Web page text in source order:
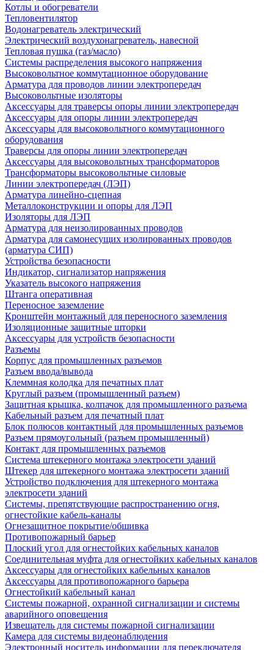
Котлы и обогреватели
Тепловентилятор
Водонагреватель электрический
Электрический воздухонагреватель, навесной
Тепловая пушка (газ/масло)
Системы распределения высокого напряжения
Высоковольтное коммутационное оборудование
Арматура для проводов линии электропередач
Высоковольтные изоляторы
Аксессуары для траверсы опоры линии электропередач
Аксессуары для опоры линии электропередач
Аксессуары для высоковольтного коммутационного
оборудования
Траверсы для опоры линии электропередач
Аксессуары для высоковольтных трансформаторов
Трансформаторы высоковольтные силовые
Линии электропередач (ЛЭП)
Арматура линейно-сцепная
Металлоконструкции и опоры для ЛЭП
Изоляторы для ЛЭП
Арматура для неизолированных проводов
Арматура для самонесущих изолированных проводов
(арматура СИП)
Устройства безопасности
Индикатор, сигнализатор напряжения
Указатель высокого напряжения
Штанга оперативная
Переносное заземление
Кронштейн монтажный для переносного заземления
Изоляционные защитные шторки
Аксессуары для устройств безопасности
Разъемы
Корпус для промышленных разъемов
Разъем ввода/вывода
Клеммная колодка для печатных плат
Круглый разъем (промышленный разъем)
Защитная крышка, колпачок для промышленного разъема
Кабельный разъем для печатный плат
Блок полюсов контактный для промышленных разъемов
Разъем прямоугольный (разъем промышленный)
Контакт для промышленных разъемов
Система штекерного монтажа электросети зданий
Штекер для штекерного монтажа электросети зданий
Устройство подключения для штекерного монтажа
электросети зданий
Системы, препятствующие распространению огня,
огнестойкие кабель-каналы
Огнезащитное покрытие/обшивка
Противопожарный барьер
Плоский угол для огнестойких кабельных каналов
Соединительная муфта для огнестойких кабельных каналов
Аксессуары для огнестойких кабельных каналов
Аксессуары для противопожарного барьера
Огнестойкий кабельный канал
Системы пожарной, охранной сигнализации и системы
аварийного оповещения
Извещатель для системы пожарной сигнализации
Камера для системы видеонаблюдения
Электронный носитель информации для переключателя